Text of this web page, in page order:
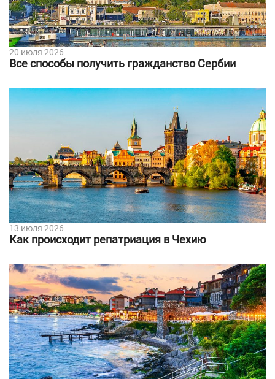
20 июля 2026
Все способы получить гражданство Сербии
13 июля 2026
Как происходит репатриация в Чехию